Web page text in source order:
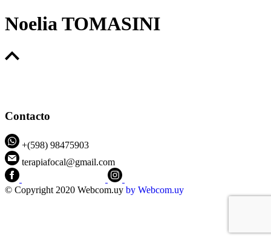
Noelia TOMASINI
Contacto
+(598) 98475903
terapiafocal@gmail.com
© Copyright 2020 Webcom.uy by Webcom.uy